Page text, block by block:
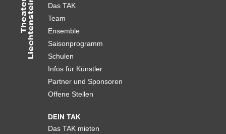
Das TAK
Team
Ensemble
Saisonprogramm
Schulen
Infos für Künstler
Partner und Sponsoren
Offene Stellen
DEIN TAK
Das TAK mieten